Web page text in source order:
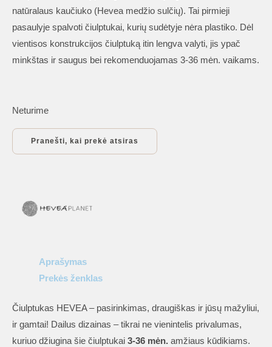
natūralaus kaučiuko (Hevea medžio sulčių). Tai pirmieji
pasaulyje spalvoti čiulptukai, kurių sudėtyje nėra plastiko. Dėl
vientisos konstrukcijos čiulptuką itin lengva valyti, jis ypač
minkštas ir saugus bei rekomenduojamas 3-36 mėn. vaikams.
Neturime
Aprašymas
Prekės ženklas
Čiulptukas HEVEA – pasirinkimas, draugiškas ir jūsų mažyliui,
ir gamtai! Dailus dizainas – tikrai ne vienintelis privalumas,
kuriuo džiugina šie čiulptukai 3-36 mėn. amžiaus kūdikiams.